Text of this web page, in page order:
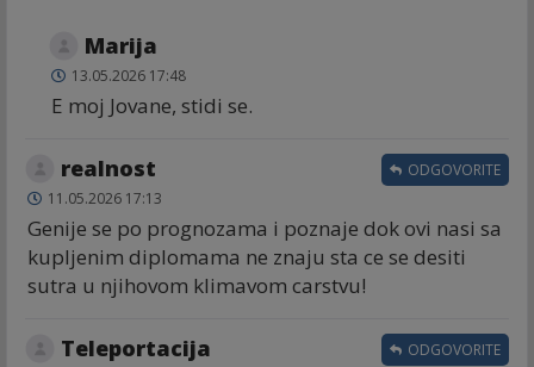
Marija
13.05.2026 17:48
E moj Jovane, stidi se.
realnost
11.05.2026 17:13
Genije se po prognozama i poznaje dok ovi nasi sa
kupljenim diplomama ne znaju sta ce se desiti
sutra u njihovom klimavom carstvu!
ODGOVORITE
Teleportacija ODGOVORITE